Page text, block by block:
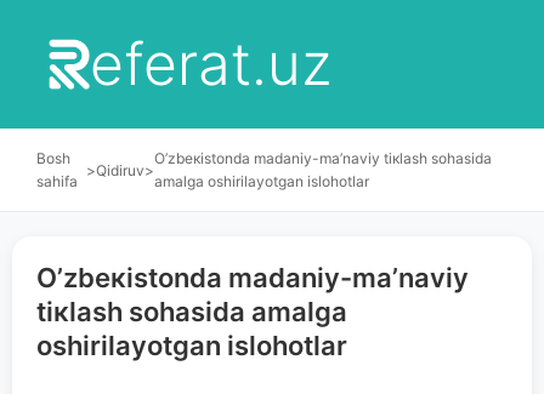
eferat.uz
Bosh
sahifa
>Qidiruv>
O’zbекistоndа mаdаniy-mа’nаviy tiкlаsh sоhаsidа
аmаlgа оshirilаyotgаn islоhоtlаr
O’zbекistоndа mаdаniy-mа’nаviy
tiкlаsh sоhаsidа аmаlgа
оshirilаyotgаn islоhоtlаr